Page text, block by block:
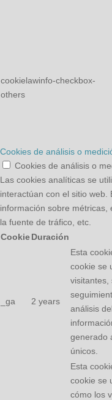
cookielawinfo-checkbox-
others
Cookies de análisis o
Cookies de análisis o
Las cookies analíticas se
interactúan con el sitio
información sobre métricas,
la fuente de tráfico, etc.
CookieDuración
_ga 2 years
Esta
cookie se
visitantes,
análisis
generado
únicos.
Esta
cookie se
cómo los